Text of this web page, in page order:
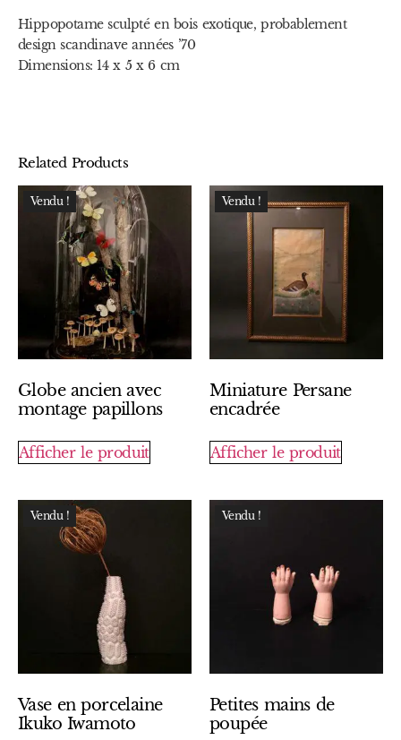
Hippopotame sculpté en bois exotique, probablement
design scandinave années ’70
Dimensions: 14 x 5 x 6 cm
Related Products
Vendu !
Globe ancien avec
montage papillons
Afficher le produit
Vendu !
Miniature Persane
encadrée
Afficher le produit
Vendu !
Vase en porcelaine
Ikuko Iwamoto
Vendu !
Petites mains de
poupée